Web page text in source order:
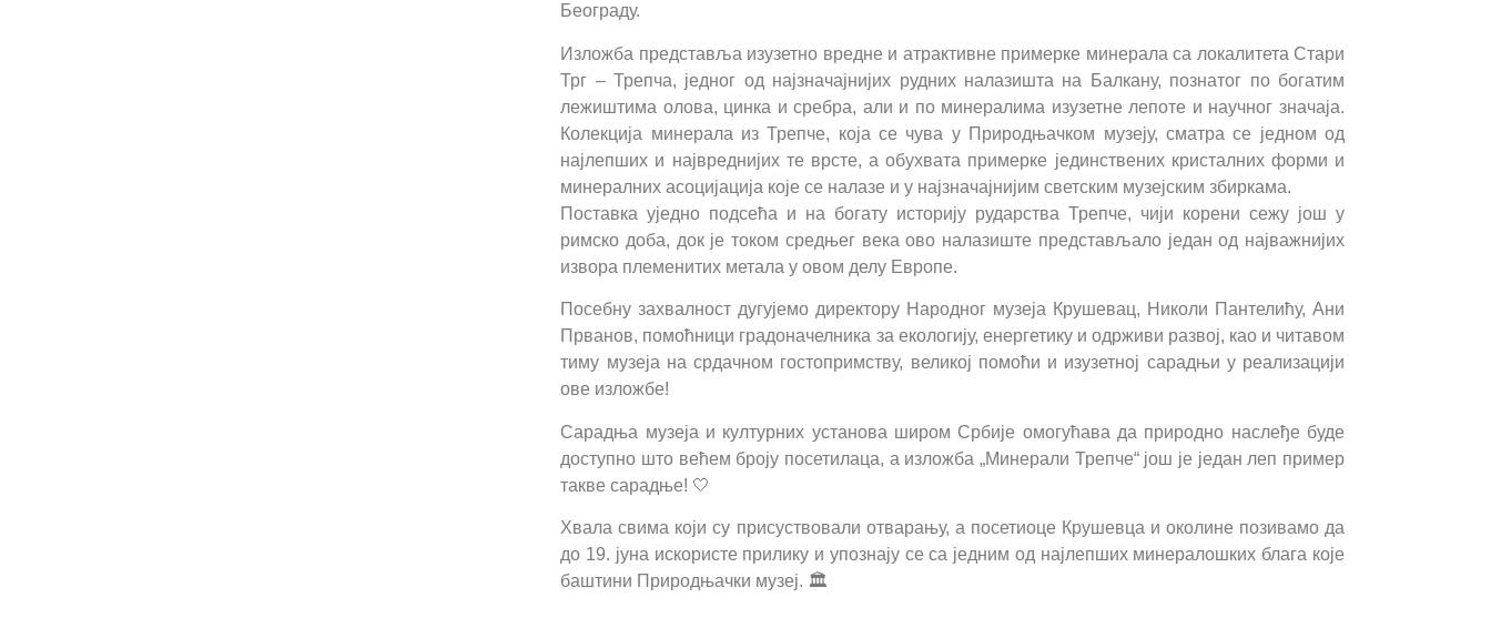
Београду.
Изложба представља изузетно вредне и атрактивне примерке минерала са локалитета Стари
Трг – Трепча, једног од најзначајнијих рудних налазишта на Балкану, познатог по богатим
лежиштима олова, цинка и сребра, али и по минералима изузетне лепоте и научног значаја.
Колекција минерала из Трепче, која се чува у Природњачком музеју, сматра се једном од
најлепших и највреднијих те врсте, а обухвата примерке јединствених кристалних форми и
минералних асоцијација које се налазе и у најзначајнијим светским музејским збиркама.
Поставка уједно подсећа и на богату историју рударства Трепче, чији корени сежу још у
римско доба, док је током средњег века ово налазиште представљало један од најважнијих
извора племенитих метала у овом делу Европе.
Посебну захвалност дугујемо директору Народног музеја Крушевац, Николи Пантелићу, Ани
Прванов, помоћници градоначелника за екологију, енергетику и одрживи развој, као и читавом
тиму музеја на срдачном гостопримству, великој помоћи и изузетној сарадњи у реализацији
ове изложбе!
Сарадња музеја и културних установа широм Србије омогућава да природно наслеђе буде
доступно што већем броју посетилаца, а изложба „Минерали Трепче“ још је један леп пример
такве сарадње! 🤍
Хвала свима који су присуствовали отварању, а посетиоце Крушевца и околине позивамо да
до 19. јуна искористе прилику и упознају се са једним од најлепших минералошких блага које
баштини Природњачки музеј. 🏛️